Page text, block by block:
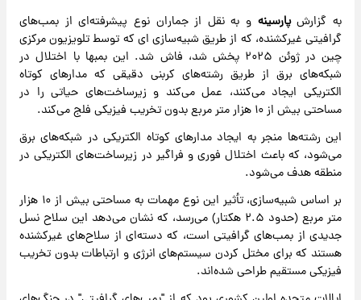
به گزارشپارسینه و به نقل از جماران نوع پیشرفته‌ای از بمب‌های
گرافیتی غیرکشنده، که از طریق شبیه‌سازی ای که توسط تلویزیون مرکزی
چین در ژوئن ۲۰۲۵ پخش شد، فاش شد. این بمبها با اختلال در
شبکه‌های برق از طریق رشته‌های کربنی دقیقی که مدارهای کوتاه
الکتریکی ایجاد می‌کنند، عمل می‌کند و زیرساخت‌های حیاتی را در
مساحتی بیش از ۱۰ هزار متر مربع بدون تخریب فیزیکی فلج می‌کند.
این رشته‌ها منجر به ایجاد مدارهای کوتاه الکتریکی در شبکه‌های برق
می‌شود، که باعث اختلال فوری و فراگیر در زیرساخت‌های الکتریکی در
منطقه هدف می‌شود.
بر اساس شبیه‌سازی، تأثیر این نوع مهمات به مساحتی بیش از ۱۰ هزار
متر مربع (حدود ۲.۵ هکتار) می‌رسد، که نشان می‌دهد این سلاح نسل
جدیدی از بمب‌های گرافیتی است، که دسته‌ای از سلاح‌های غیرکشنده
هستند که برای مختل کردن سیستم‌های انرژی و ارتباطات بدون تخریب
فیزیکی مستقیم طراحی شده‌اند.